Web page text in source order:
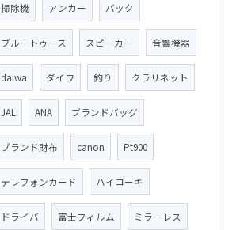
掃除機 アンカー バック
ブルートゥース スピーカー 音響機器
daiwa ダイワ 釣り クラリネット
JAL ANA ブランドバッグ
ブランド財布 canon Pt900
テレフォンカード ハイコーキ
ドライバ 富士フィルム ミラーレス